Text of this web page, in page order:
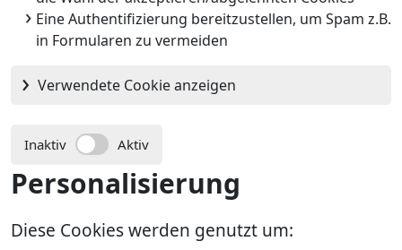
Eine Authentifizierung bereitzustellen, um Spam z.B.
in Formularen zu vermeiden
Verwendete Cookie anzeigen
Inaktiv Aktiv
Personalisierung
Diese Cookies werden genutzt um: